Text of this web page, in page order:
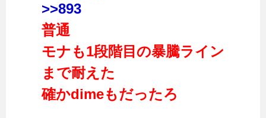
>>893
普通
モナも1段階目の暴騰ライン
まで耐えた
確かdimeもだったろ